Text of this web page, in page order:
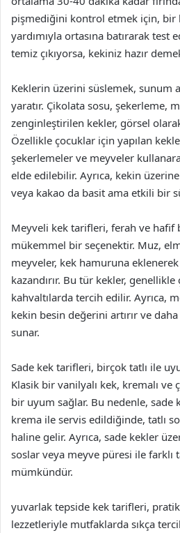
pişmediğini kontrol etmek için, bir
yardımıyla ortasına batırarak test
temiz çıkıyorsa, kekiniz hazır
Keklerin üzerini süslemek, sunum
yaratır. Çikolata sosu, şekerleme,
zenginleştirilen kekler, görsel
Özellikle çocuklar için yapılan
şekerlemeler ve meyveler
elde edilebilir. Ayrıca, kekin
veya kakao da basit ama etkili bir
Meyveli kek tarifleri, ferah ve hafif
mükemmel bir seçenektir. Muz,
meyveler, kek hamuruna
kazandırır. Bu tür kekler,
kahvaltılarda tercih edilir. Ayrıca,
kekin besin değerini artırır ve daha
sunar.
Sade kek tarifleri, birçok tatlı ile
Klasik bir vanilyalı kek, kremalı ve
bir uyum sağlar. Bu nedenle, sade
krema ile servis edildiğinde, tatlı
haline gelir. Ayrıca, sade kekler
soslar veya meyve püresi ile farklı
mümkündür.
yuvarlak tepside kek tarifleri, pratik
lezzetleriyle mutfaklarda sıkça